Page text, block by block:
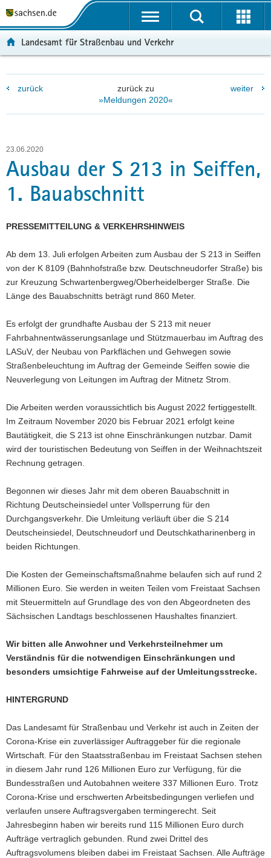
t
l
e
g
r
e
i
f
n
e
N
a
v
g
a
t
i
o
t
l
v
g
a
t
i
o
p
i
a
t
t
r
n
o
r
m
a
t
o
t
r
e
e
i
c
h
Landesamt für Straßenbau und Verkehr
zurück
zurück zu
»Meldungen 2020«
weiter
23.06.2020
Ausbau der S 213 in Seiffen,
1. Bauabschnitt
PRESSEMITTEILUNG & VERKEHRSHINWEIS
Ab dem 13. Juli erfolgen Arbeiten zum Ausbau der S 213 in Seiffen
von der K 8109 (Bahnhofstraße bzw. Deutschneudorfer Straße) bis
zur Kreuzung Schwartenbergweg/Oberheidelberger Straße. Die
Länge des Bauabschnitts beträgt rund 860 Meter.
Es erfolgt der grundhafte Ausbau der S 213 mit neuer
Fahrbahnentwässerungsanlage und Stützmauerbau im Auftrag des
LASuV, der Neubau von Parkflächen und Gehwegen sowie
Straßenbeleuchtung im Auftrag der Gemeinde Seiffen sowie die
Neuverlegung von Leitungen im Auftrag der Mitnetz Strom.
Die Arbeiten werden voraussichtlich bis August 2022 fertiggestellt.
Im Zeitraum November 2020 bis Februar 2021 erfolgt keine
Bautätigkeit, die S 213 ist ohne Einschränkungen nutzbar. Damit
wird der touristischen Bedeutung von Seiffen in der Weihnachtszeit
Rechnung getragen.
Begonnen wir dieses Jahr mit dem oberen Bauabschnitt in
Richtung Deutscheinsiedel unter Vollsperrung für den
Durchgangsverkehr. Die Umleitung verläuft über die S 214
Deutscheinsiedel, Deutschneudorf und Deutschkatharinenberg in
beiden Richtungen.
Die Kosten der Gemeinschaftsmaßnahme belaufen sich auf rund 2
Millionen Euro. Sie werden in weiten Teilen vom Freistaat Sachsen
mit Steuermitteln auf Grundlage des von den Abgeordneten des
Sächsischen Landtags beschlossenen Haushaltes finanziert.
Wir bitten alle Anwohner und Verkehrsteilnehmer um
Verständnis für die notwendigen Einschränkungen und
besonders umsichtige Fahrweise auf der Umleitungsstrecke.
HINTERGRUND
Das Landesamt für Straßenbau und Verkehr ist auch in Zeiten der
Corona-Krise ein zuverlässiger Auftraggeber für die regionale
Wirtschaft. Für den Staatsstraßenbau im Freistaat Sachsen stehen
in diesem Jahr rund 126 Millionen Euro zur Verfügung, für die
Bundesstraßen und Autobahnen weitere 337 Millionen Euro. Trotz
Corona-Krise und erschwerten Arbeitsbedingungen verliefen und
verlaufen unsere Auftragsvergaben termingerecht. Seit
Jahresbeginn haben wir bereits rund 115 Millionen Euro durch
Aufträge vertraglich gebunden. Rund zwei Drittel des
Auftragsvolumens bleiben dabei im Freistaat Sachsen. Alle Aufträge